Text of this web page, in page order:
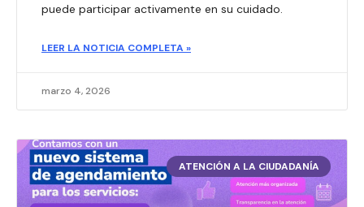
puede participar activamente en su cuidado.
LEER LA NOTICIA COMPLETA »
marzo 4, 2026
ATENCIÓN A LA CIUDADANÍA